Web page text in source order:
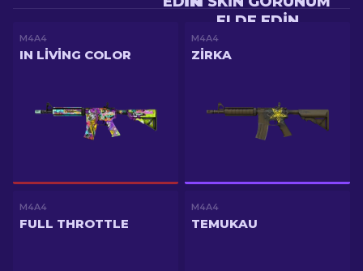
ELDE EDIN
M4A4
IN LIVING COLOR
M4A4
ZIRKA
M4A4
FULL THROTTLE
M4A4
TEMUKAU